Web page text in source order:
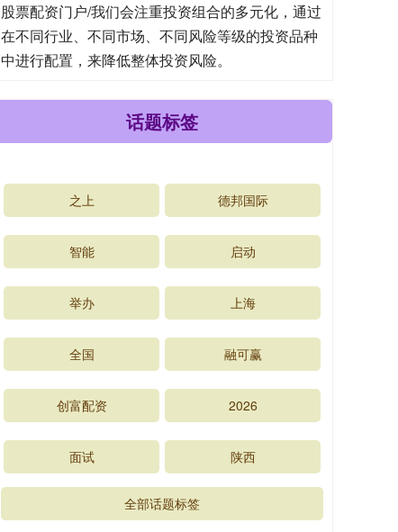
股票配资门户/我们会注重投资组合的多元化，通过
在不同行业、不同市场、不同风险等级的投资品种
中进行配置，来降低整体投资风险。
话题标签
之上 德邦国际
智能 启动
举办 上海
全国 融可赢
创富配资 2026
面试 陕西
全部话题标签